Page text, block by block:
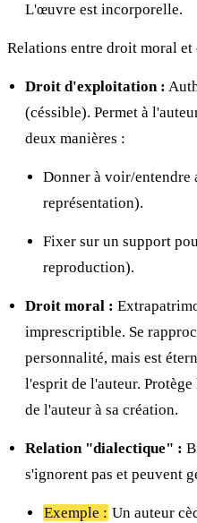
L'œuvre est incorporelle.
Relations entre droit moral
Droit d'exploitation :
(céssible). Permet à
deux manières :
Donner à voir/entendre
représentation).
Fixer sur un support
reproduction).
Droit moral :
imprescriptible. Se
personnalité, mais est
l'esprit de l'auteur.
de l'auteur à sa création.
Relation "dialectique" :
s'ignorent pas et peuvent
Exemple : Un auteur